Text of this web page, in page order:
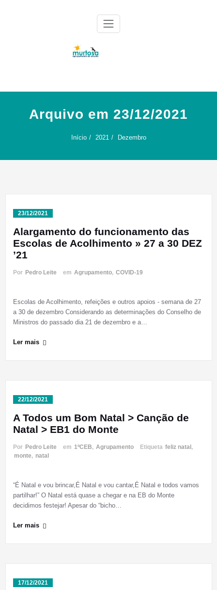
Arquivo em 23/12/2021
Início 2021 Dezembro
23/12/2021
Alargamento do funcionamento das
Escolas de Acolhimento » 27 a 30 DEZ
’21
Por Pedro Leite em Agrupamento, COVID-19
Escolas de Acolhimento, refeições e outros apoios - semana de 27
a 30 de dezembro Considerando as determinações do Conselho de
Ministros do passado dia 21 de dezembro e a…
Ler mais
22/12/2021
A Todos um Bom Natal > Canção de
Natal > EB1 do Monte
Por Pedro Leite em 1ºCEB, Agrupamento Etiqueta feliz natal ,
monte, natal
“É Natal e vou brincar,É Natal e vou cantar,É Natal e todos vamos
partilhar!” O Natal está quase a chegar e na EB do Monte
decidimos festejar! Apesar do “bicho…
Ler mais
17/12/2021